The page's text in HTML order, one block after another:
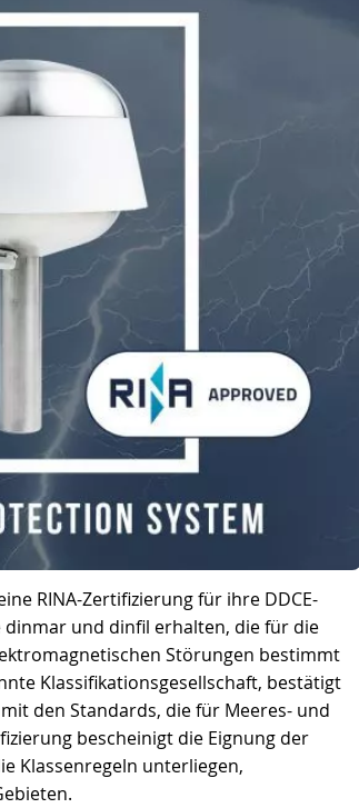
RINA-Zertifizierung für ihre DDCE-
dinmar und dinfil erhalten, die für die
Störungen bestimmt
Klassifikationsgesellschaft, bestätigt
den Standards, die für Meeres- und
bescheinigt die Eignung der
Klassenregeln unterliegen,